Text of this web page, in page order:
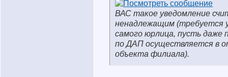
ВАС такое уведомление
ненадлежащим (требуется
самого юрлица, пусть даже
по ДАП осуществляется в
объекта филиала).